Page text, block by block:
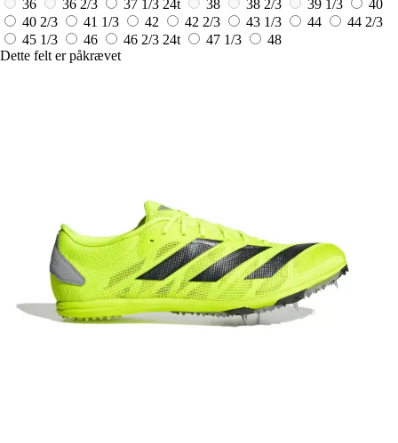
36 36 2/3 37 1/3 24t 38 38 2/3 39 1/3
40
40 2/3
41 1/3 42 42 2/3 43 1/3 44
44 2/3
45 1/3
46 46 2/3 24t 47 1/3
48
Dette felt er påkrævet